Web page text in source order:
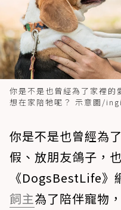
你是不是也曾經為了家裡的
想在家陪牠呢？ 示意圖/
你是不是也曾經為
假、放朋友鴿子，
《DogsBestLife》
飼主為了陪伴寵物